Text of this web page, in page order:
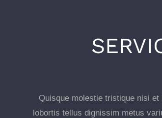
Quisque molestie tristique nisi
lobortis tellus dignissim metus